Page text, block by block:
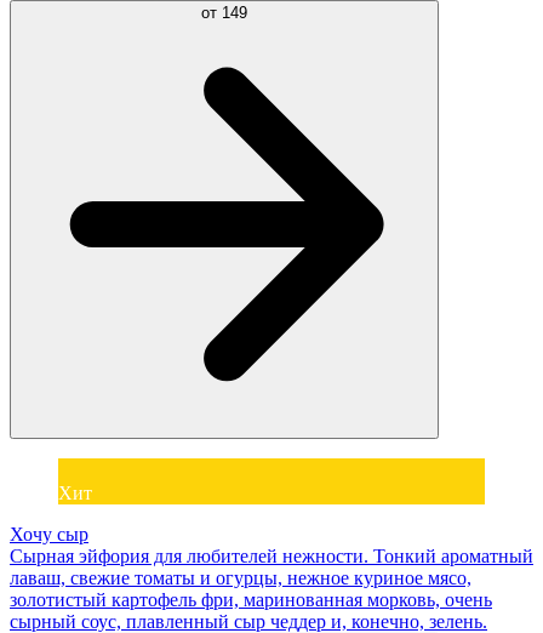
от 149
Хит
Хочу сыр
Сырная эйфория для любителей нежности. Тонкий ароматный
лаваш, свежие томаты и огурцы, нежное куриное мясо,
золотистый картофель фри, маринованная морковь, очень
сырный соус, плавленный сыр чеддер и, конечно, зелень.